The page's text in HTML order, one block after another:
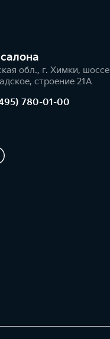
обл., г. Химки, шоссе
строение 21А
780-01-00